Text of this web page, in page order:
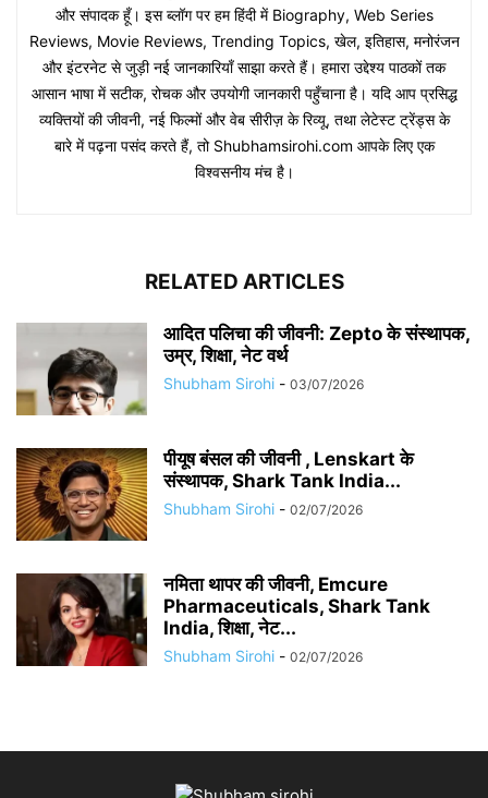
और संपादक हूँ। इस ब्लॉग पर हम हिंदी में Biography, Web Series
Reviews, Movie Reviews, Trending Topics, खेल, इतिहास, मनोरंजन
और इंटरनेट से जुड़ी नई जानकारियाँ साझा करते हैं। हमारा उद्देश्य पाठकों तक
आसान भाषा में सटीक, रोचक और उपयोगी जानकारी पहुँचाना है। यदि आप प्रसिद्ध
व्यक्तियों की जीवनी, नई फिल्मों और वेब सीरीज़ के रिव्यू, तथा लेटेस्ट ट्रेंड्स के
बारे में पढ़ना पसंद करते हैं, तो Shubhamsirohi.com आपके लिए एक
विश्वसनीय मंच है।
RELATED ARTICLES
आदित पलिचा की जीवनी: Zepto के संस्थापक,
उम्र, शिक्षा, नेट वर्थ
Shubham Sirohi - 03/07/2026
पीयूष बंसल की जीवनी , Lenskart के
संस्थापक, Shark Tank India...
Shubham Sirohi - 02/07/2026
नमिता थापर की जीवनी, Emcure
Pharmaceuticals, Shark Tank
India, शिक्षा, नेट...
Shubham Sirohi - 02/07/2026